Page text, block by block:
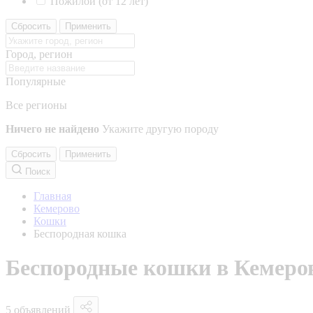
Сбросить Применить
Город, регион
Популярные
Все регионы
Ничего не найдено Укажите другую породу
Сбросить
Применить
Поиск
Главная
Кемерово
Кошки
Беспородная кошка
Беспородные кошки в
5 объявлений